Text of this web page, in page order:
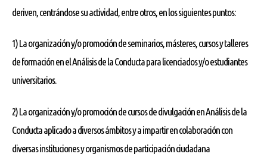
deriven, centrándose su actividad, entre otros, en los siguientes puntos:
1) La organización y/o promoción de seminarios, másteres, cursos y talleres
de formación en el Análisis de la Conducta para licenciados y/o estudiantes
universitarios.
2) La organización y/o promoción de cursos de divulgación en Análisis de la
Conducta aplicado a diversos ámbitos y a impartir en colaboración con
diversas instituciones y organismos de participación ciudadana